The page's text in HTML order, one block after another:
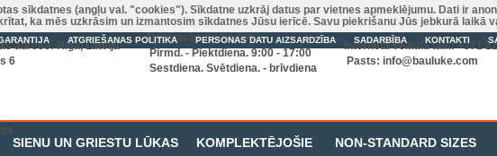
sīkdatnes (angļu val. "cookies"). Sīkdatne uzkrāj datus par vietnes apmeklējumu. Dati ir
ka mēs uzkrāsim un izmantosim sīkdatnes Jūsu ierīcē. Savu piekrišanu Jūs jebkurā laikā
ATGRIEŠANAS POLITIKA PERSONAS DATU AIZSARDZĪBA SADARBĪBA KONTAKTI
adrese: Riga, Latvija
6
Noliktavas darba laiks
Pirmd. - Piektdiena. 9:00 - 17:00
Sestdiena. Svētdiena. - brīvdiena
Interneta veikala tālr.: +371
Pasts: info@bauluke.com
SIENU UN GRIESTU LŪKAS KOMPLEKTĒJOŠIE NON-STANDARD SIZES